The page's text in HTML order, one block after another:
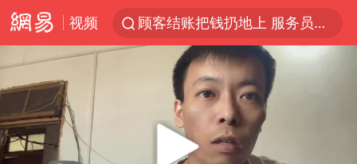
视频
顾客结账把钱扔地上 服务员霸气扔回
38岁山东财大教授刘海明逝世